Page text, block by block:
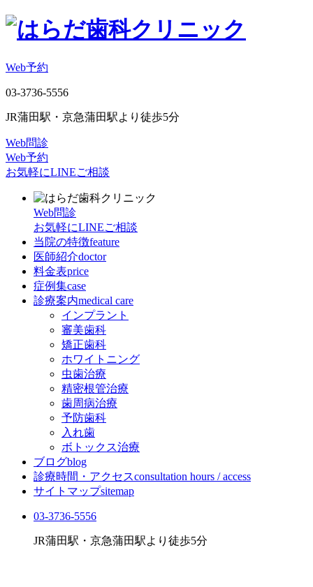
Web予約
03-3736-5556
JR蒲田駅・京急蒲田駅より徒歩5分
Web問診
Web予約
お気軽にLINEご相談
Web問診
お気軽にLINEご相談
当院の特徴feature
医師紹介doctor
料金表price
症例集case
診療案内medical care
インプラント
審美歯科
矯正歯科
ホワイトニング
虫歯治療
精密根管治療
歯周病治療
予防歯科
入れ歯
ボトックス治療
ブログblog
診療時間・アクセスconsultation hours / access
サイトマップsitemap
03-3736-5556
JR蒲田駅・京急蒲田駅より徒歩5分